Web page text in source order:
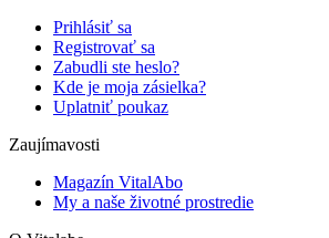
Prihlásiť sa
Registrovať sa
Zabudli ste heslo?
Kde je moja zásielka?
Uplatniť poukaz
Zaujímavosti
Magazín VitalAbo
My a naše životné prostredie